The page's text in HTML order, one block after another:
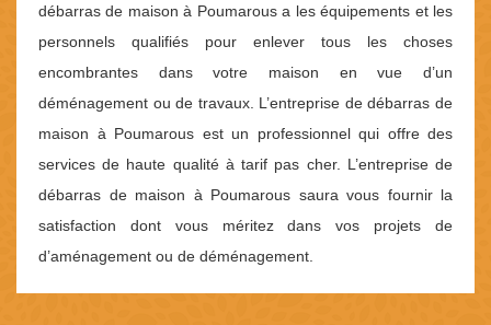
débarras de maison à Poumarous a les équipements et les
personnels qualifiés pour enlever tous les choses
encombrantes dans votre maison en vue d’un
déménagement ou de travaux. L’entreprise de débarras de
maison à Poumarous est un professionnel qui offre des
services de haute qualité à tarif pas cher. L’entreprise de
débarras de maison à Poumarous saura vous fournir la
satisfaction dont vous méritez dans vos projets de
d’aménagement ou de déménagement.